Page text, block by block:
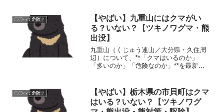
事...
〇〇って危険？
【やばい】九重山にはクマがい
る？いない？【ツキノワグマ・熊
出没】
九重山（くじゅう連山／大分県・久住周
辺）について、**「クマはいるのか」
「多いのか」「危険なのか」**を最新の
土（九州山地）ではツキノワグマは『過
去に棲息していたが長ら...
〇〇って危険？
【やばい】栃木県の市貝町はクマ
はいる？いない？【ツキノワグ